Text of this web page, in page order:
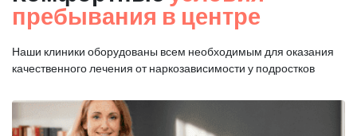
пребывания в центре
Наши клиники оборудованы всем необходимым для оказания
качественного лечения от наркозависимости у подростков